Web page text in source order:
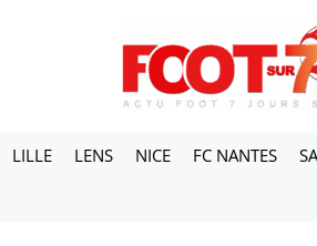
LILLE LENS NICE FC NANTES